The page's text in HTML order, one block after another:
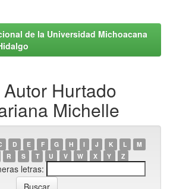
de la Universidad Michoacana
Hurtado
Michelle
D E F G H I J K L
M
R S T U V W X Y Z
letras: